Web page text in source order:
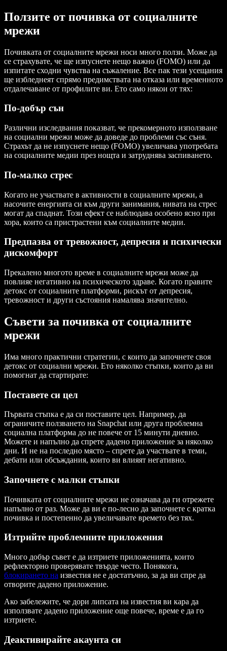
Ползите от почивка от социалните
мрежи
Почивката от социалните мрежи носи много ползи. Може да
се страхувате, че ще изпуснете нещо важно (FOMO) или да
изпитате сходни чувства на съжаление. Все пак тези усещания
ще избледнеят спрямо предимствата на отказа или временното
отдалечаване от профилите ви. Ето само някои от тях:
По-добър сън
Различни изследвания показват, че прекомерното използване
на социални мрежи може да доведе до проблеми със съня.
Страхът да не изпуснете нещо (FOMO) увеличава употребата
на социалните медии през нощта и затруднява заспиването.
По-малко стрес
Когато не участвате в активности в социалните мрежи, а
насочите енергията си към други занимания, нивата на стрес
могат да спаднат. Този ефект се наблюдава особено ясно при
хора, които са пристрастени към социалните медии.
Предпазва от тревожност, депресия и психически
дискомфорт
Прекалено многото време в социалните мрежи може да
повлияе негативно на психическото здраве. Когато правите
детокс от социалните платформи, рискът от депресия,
тревожност и други състояния намалява значително.
Съвети за почивка от социалните
мрежи
Има много практични стратегии, с които да започнете своя
детокс от социални мрежи. Ето няколко стъпки, които да ви
помогнат да стартирате:
Поставете си цел
Първата стъпка е да си поставите цел. Например, да
ограничите ползването на Snapchat или друга проблемна
социална платформа до не повече от 15 минути дневно.
Можете и напълно да спрете дадено приложение за няколко
дни. И не на последно място – спрете да участвате в теми,
дебати или обсъждания, които ви влияят негативно.
Започнете с малки стъпки
Почивката от социалните мрежи не означава да ги отрежете
напълно от раз. Може да ви е по-лесно да започнете с кратка
почивка и постепенно да увеличавате времето без тях.
Изтрийте проблемните приложения
Много добър съвет е да изтриете приложенията, които
рефлекторно проверявате твърде често. Понякога,
блокирането на известия не е достатъчно, за да ви спре да
отворите дадено приложение.
Ако забележите, че дори липсата на известия ви кара да
използвате дадено приложение още повече, време е да го
изтриете.
Деактивирайте акаунта си